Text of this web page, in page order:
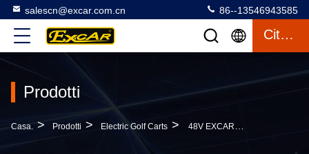
salescn@excar.com.cn 86--13546943585
Citazione
Prodotti
Casa. > Prodotti > Electric Golf Carts > 48V EXCAR 4 Ruote 6 Posti Golf Cart Elettrici Con Certificato CE, Buggy Da Golf, Capacità Con Assale Italiano GRAZIANO E Caricabatterie Onboard Ad Alta Frequenza Per Maggiore Autonomia